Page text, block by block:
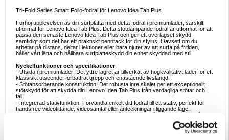
Tri-Fold Series Smart Folio-fodral för Lenovo Idea Tab Plus
Förhöj upplevelsen av din surfplatta med detta fodral i premiumläder, särskilt
utformat för Lenovo Idea Tab Plus. Detta stötdämpande fodral är utformat för att
passa den senaste Lenovo Idea Tab Plus och ger ett överlägset skydd
samtidigt som det har ett praktiskt pennfack för din stylus. Oavsett om du
arbetar på distans, deltar i lektioner eller bara njuter av att surfa på fritiden,
håller vårt lätta och hållbara surfplatteskydd din enhet skyddad med stil.
Nyckelfunktioner och specifikationer
- Utsida i premiumläder: Det yttre lagret är tillverkat av högkvalitativt läder för ett
klassiskt utseende, förbättrat grepp och enastående livslängd.
- Stötabsorberande konstruktion: Det robusta inre skalet ger ett exceptionellt
stötskydd för att skydda din Lenovo Idea Tab Plus från vardagliga stötar och
fall.
- Integrerad stativfunktion: Förvandla enkelt ditt fodral till ett stativ, perfekt för
handsfree videotittande, videosamtal eller anteckningar i liggande läge.
- Dedikerad pennplats: Förvara och kom åt din penna på ett säkert sätt, så att
- Lättviktsdesign: Med en vikt på cirka 0,25 kg ger det här slimmade fodralet
minimal volym till din Lenovo Idea Tab Plus, vilket gör det enkelt att bära i